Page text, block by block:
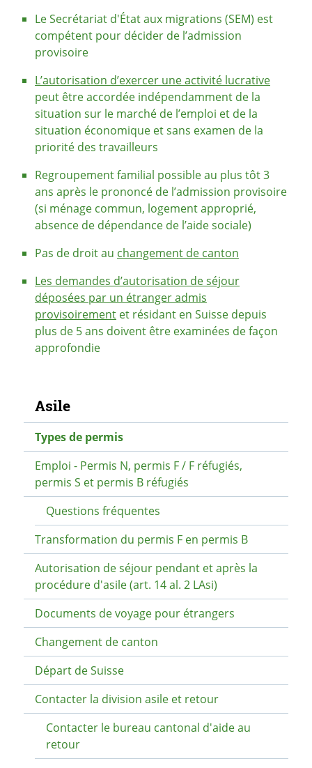
Le Secrétariat d'État aux migrations (SEM) est
compétent pour décider de l’admission
provisoire
L’autorisation d’exercer une activité lucrative
peut être accordée indépendamment de la
situation sur le marché de l’emploi et de la
situation économique et sans examen de la
priorité des travailleurs
Regroupement familial possible au plus tôt 3
ans après le prononcé de l’admission provisoire
(si ménage commun, logement approprié,
absence de dépendance de l’aide sociale)
Pas de droit au changement de canton
Les demandes d’autorisation de séjour
déposées par un étranger admis
provisoirement et résidant en Suisse depuis
plus de 5 ans doivent être examinées de façon
approfondie
Navigation secondaire
Asile
Types de permis
Emploi - Permis N, permis F / F réfugiés,
permis S et permis B réfugiés
Questions fréquentes
Transformation du permis F en permis B
Autorisation de séjour pendant et après la
procédure d'asile (art. 14 al. 2 LAsi)
Documents de voyage pour étrangers
Changement de canton
Départ de Suisse
Contacter la division asile et retour
Contacter le bureau cantonal d'aide au
retour